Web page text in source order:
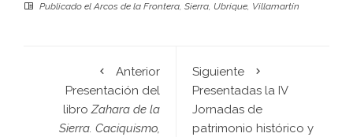
Publicado elArcos de la Frontera, Sierra, Ubrique, Villamartín
Anterior
Presentación del
libroZahara de la
Sierra. Caciquismo,
Siguiente
Presentadas la IV
Jornadas de
patrimonio histórico y